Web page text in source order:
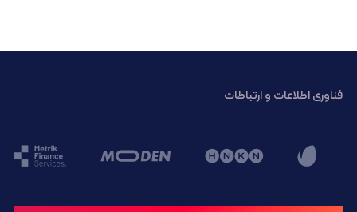
فناوری اطلاعات و ارتباطات